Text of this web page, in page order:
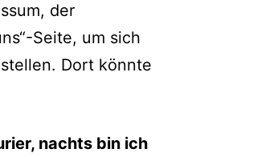
der
Seite, um sich
Dort könnte
nachts bin ich